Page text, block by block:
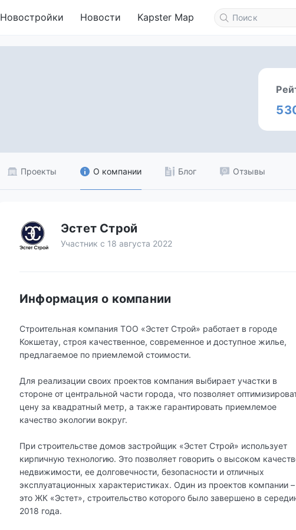
Новостройки Новости Kapster Map
Проекты О компании Блог Отзывы
Эстет Строй
Участник с 18 августа 2022
Информация о компании
Строительная компания ТОО «Эстет Строй» работает в городе
Кокшетау, строя качественное, современное и доступное жилье,
предлагаемое по приемлемой стоимости.
Для реализации своих проектов компания выбирает участки в
стороне от центральной части города, что позволяет
цену за квадратный метр, а также гарантировать приемлемое
качество экологии вокруг.
При строительстве домов застройщик «Эстет Строй» использует
кирпичную технологию. Это позволяет говорить о высоком
недвижимости, ее долговечности, безопасности и отличных
эксплуатационных характеристиках. Один из проектов компании –
это ЖК «Эстет», строительство которого было завершено в
2018 года.